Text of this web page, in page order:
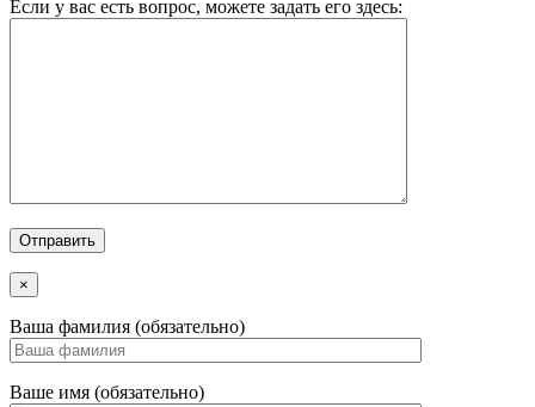
Если у вас есть вопрос, можете задать его здесь:
×
Ваша фамилия (обязательно)
Ваше имя (обязательно)